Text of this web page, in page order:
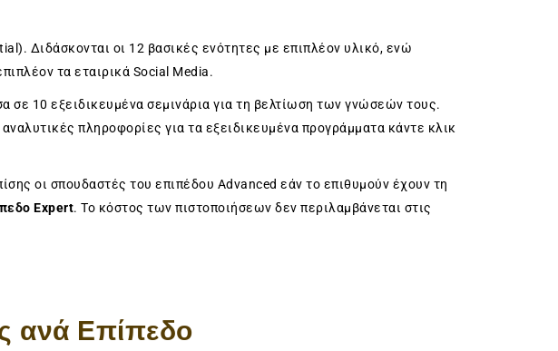
Διδάσκονται οι 12 βασικές ενότητες με επιπλέον υλικό, ενώ
τα εταιρικά Social Media.
σε 10 εξειδικευμένα σεμινάρια για τη βελτίωση των γνώσεών τους.
πληροφορίες για τα εξειδικευμένα προγράμματα κάντε κλικ
οι σπουδαστές του επιπέδου Advanced εάν το επιθυμούν έχουν τη
Expert. Το κόστος των πιστοποιήσεων δεν περιλαμβάνεται στις
ανά Επίπεδο